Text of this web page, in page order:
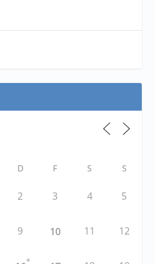
D F S S
2 3 4 5
9 10 11 12
+